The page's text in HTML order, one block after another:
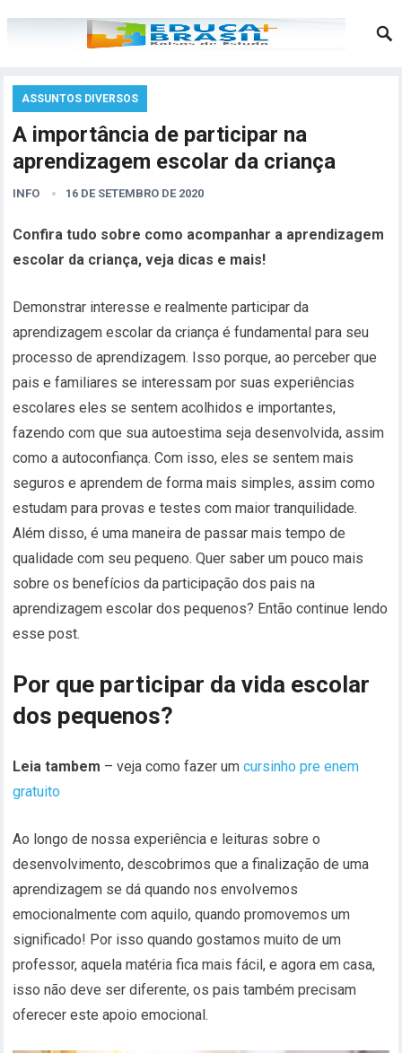
ASSUNTOS DIVERSOS
A importância de participar na
aprendizagem escolar da criança
INFO 16 DE SETEMBRO DE 2020
Confira tudo sobre como acompanhar a aprendizagem
escolar da criança, veja dicas e mais!
Demonstrar interesse e realmente participar da
aprendizagem escolar da criança é fundamental para seu
processo de aprendizagem. Isso porque, ao perceber que
pais e familiares se interessam por suas experiências
escolares eles se sentem acolhidos e importantes,
fazendo com que sua autoestima seja desenvolvida, assim
como a autoconfiança. Com isso, eles se sentem mais
seguros e aprendem de forma mais simples, assim como
estudam para provas e testes com maior tranquilidade.
Além disso, é uma maneira de passar mais tempo de
qualidade com seu pequeno. Quer saber um pouco mais
sobre os benefícios da participação dos pais na
aprendizagem escolar dos pequenos? Então continue lendo
esse post.
Por que participar da vida escolar
dos pequenos?
Leia tambem – veja como fazer umcursinho pre enem
gratuito
Ao longo de nossa experiência e leituras sobre o
desenvolvimento, descobrimos que a finalização de uma
aprendizagem se dá quando nos envolvemos
emocionalmente com aquilo, quando promovemos um
significado! Por isso quando gostamos muito de um
professor, aquela matéria fica mais fácil, e agora em casa,
isso não deve ser diferente, os pais também precisam
oferecer este apoio emocional.